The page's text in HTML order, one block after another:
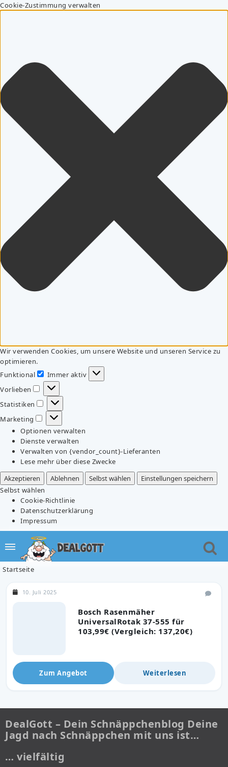
Cookie-Zustimmung verwalten
Wir verwenden Cookies, um unsere Website und unseren Service zu
optimieren.
Funktional
Funktional
Immer aktiv
Vorlieben
Vorlieben
Statistiken
Statistiken
Marketing
Marketing
Optionen verwalten
Dienste verwalten
Verwalten von {vendor_count}-Lieferanten
Lese mehr über diese Zwecke
Akzeptieren
Ablehnen Selbst wählen
Einstellungen speichern
Selbst wählen
Cookie-Richtlinie
Datenschutzerklärung
Impressum
Startseite
Bosch Rasenmäher
UniversalRotak 37-555 für
103,99€ (Vergleich: 137,20€)
10. Juli 2025
Zum Angebot Weiterlesen
DealGott – Dein Schnäppchenblog Deine
Jagd nach Schnäppchen mit uns ist…
… vielfältig